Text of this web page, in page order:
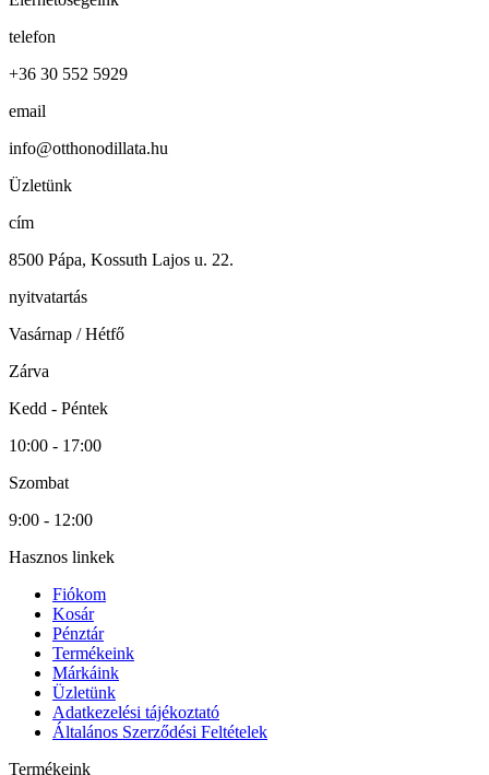
telefon
+36 30 552 5929
email
info@otthonodillata.hu
Üzletünk
cím
8500 Pápa, Kossuth Lajos u. 22.
nyitvatartás
Vasárnap / Hétfő
Zárva
Kedd - Péntek
10:00 - 17:00
Szombat
9:00 - 12:00
Hasznos linkek
Fiókom
Kosár
Pénztár
Termékeink
Márkáink
Üzletünk
Adatkezelési tájékoztató
Általános Szerződési Feltételek
Termékeink